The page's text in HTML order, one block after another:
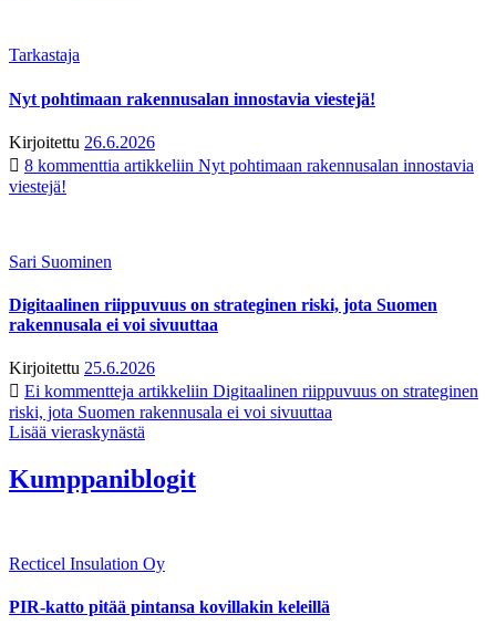
Tarkastaja
Nyt pohtimaan rakennusalan innostavia viestejä!
Kirjoitettu 26.6.2026
8 kommenttia artikkeliin Nyt pohtimaan rakennusalan innostavia
viestejä!
Sari Suominen
Digitaalinen riippuvuus on strateginen riski, jota Suomen
rakennusala ei voi sivuuttaa
Kirjoitettu 25.6.2026
Ei kommentteja artikkeliin Digitaalinen riippuvuus on strateginen
riski, jota Suomen rakennusala ei voi sivuuttaa
Lisää vieraskynästä
Kumppaniblogit
Recticel Insulation Oy
PIR-katto pitää pintansa kovillakin keleillä